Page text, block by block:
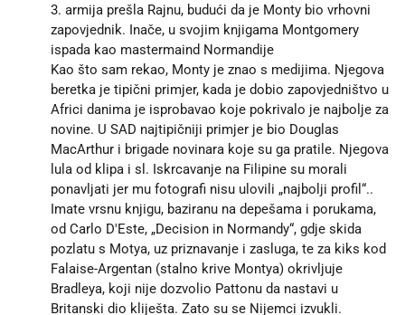
3. armija prešla Rajnu, budući da je Monty bio vrhovni
zapovjednik. Inače, u svojim knjigama Montgomery
ispada kao mastermaind Normandije
Kao što sam rekao, Monty je znao s medijima. Njegova
beretka je tipični primjer, kada je dobio zapovjedništvo u
Africi danima je isprobavao koje pokrivalo je najbolje za
novine. U SAD najtipičniji primjer je bio Douglas
MacArthur i brigade novinara koje su ga pratile. Njegova
lula od klipa i sl. Iskrcavanje na Filipine su morali
ponavljati jer mu fotografi nisu ulovili „najbolji profil“..
Imate vrsnu knjigu, baziranu na depešama i porukama,
od Carlo D'Este, „Decision in Normandy“, gdje skida
pozlatu s Motya, uz priznavanje i zasluga, te za kiks kod
Falaise-Argentan (stalno krive Montya) okrivljuje
Bradleya, koji nije dozvolio Pattonu da nastavi u
Britanski dio kliješta. Zato su se Nijemci izvukli.